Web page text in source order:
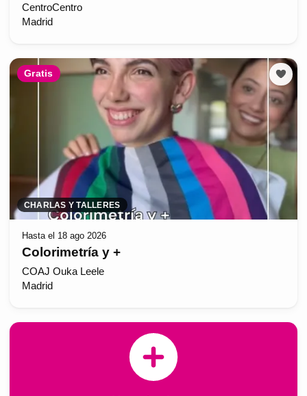
CentroCentro
Madrid
Gratis
CHARLAS Y TALLERES
Hasta el 18 ago 2026
Colorimetría y +
COAJ Ouka Leele
Madrid